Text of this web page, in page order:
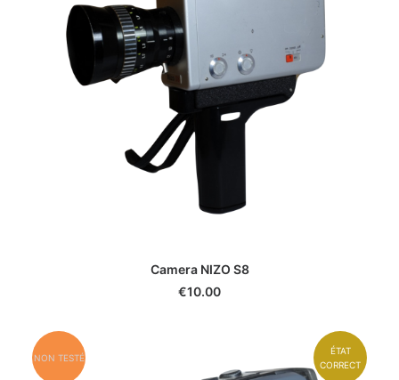
Camera NIZO S8
€10.00
NON TESTÉ
ÉTAT
CORRECT